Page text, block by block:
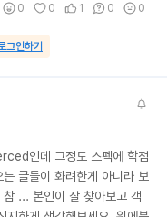
0 0 1 0 0
그인하기
인데 그정도 스펙에 학점
글들이 화려한게 아니라 보
... 본인이 잘 찾아보고 객